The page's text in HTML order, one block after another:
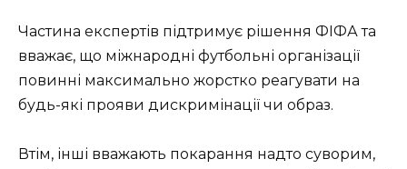
Частина експертів підтримує рішення ФІФА та
вважає, що міжнародні футбольні організації
повинні максимально жорстко реагувати на
будь-які прояви дискримінації чи образ.
Втім, інші вважають покарання надто суворим,